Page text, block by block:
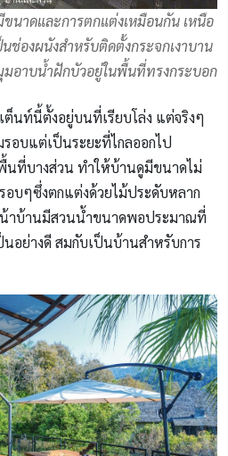
นาดและการตกแต่งเหมือนกัน เหนือ
นช่องผนังสำหรับติดตั้งกระจกเงาบาน
อาบน้ำฝักบัวอยู่ในพื้นที่ทรงกระบอก
ต็นท์นี้ตั้งอยู่บนที่เรียบโล่ง แต่จริงๆ
อบแต่เป็นระยะที่ไกลออกไป
ที่บางส่วน ทำให้บ้านดูมีขนาดไม่
บๆซึ่งตกแต่งด้วยไม้ประดับหลาก
าบ้านมีสวนน้ำขนาดพอประมาณที่
อย่างดี สมกับเป็นบ้านสำหรับการ